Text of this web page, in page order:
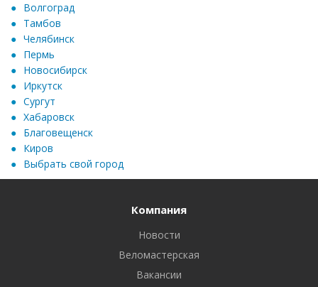
Волгоград
Тамбов
Челябинск
Пермь
Новосибирск
Иркутск
Сургут
Хабаровск
Благовещенск
Киров
Выбрать свой город
Компания
Новости
Веломастерская
Вакансии